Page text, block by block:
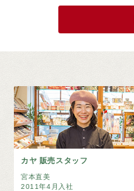
カヤ 販売スタッフ
宮本直美
2011年4月入社